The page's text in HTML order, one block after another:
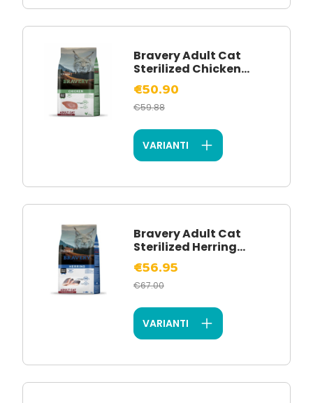
Bravery Adult Cat
Sterilized Chicken...
€50.90
€59.88
VARIANTI
Bravery Adult Cat
Sterilized Herring...
€56.95
€67.00
VARIANTI